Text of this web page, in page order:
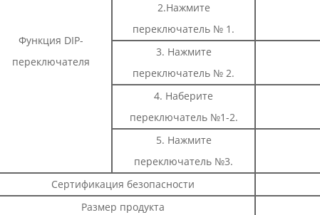
Функция DIP-
переключателя
2.Нажмите
переключатель № 1.
3. Нажмите
переключатель № 2.
4. Наберите
переключатель №1-2.
5. Нажмите
переключатель №3.
Сертификация безопасности
Размер продукта